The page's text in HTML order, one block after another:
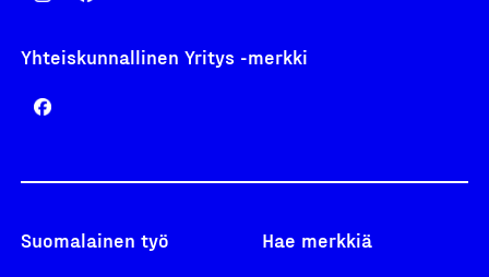
Yhteiskunnallinen Yritys -merkki
Suomalainen työ Hae merkkiä